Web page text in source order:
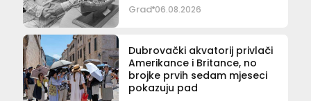
Grad 06.08.2026
Dubrovački akvatorij privlači
Amerikance i Britance, no
brojke prvih sedam mjeseci
pokazuju pad